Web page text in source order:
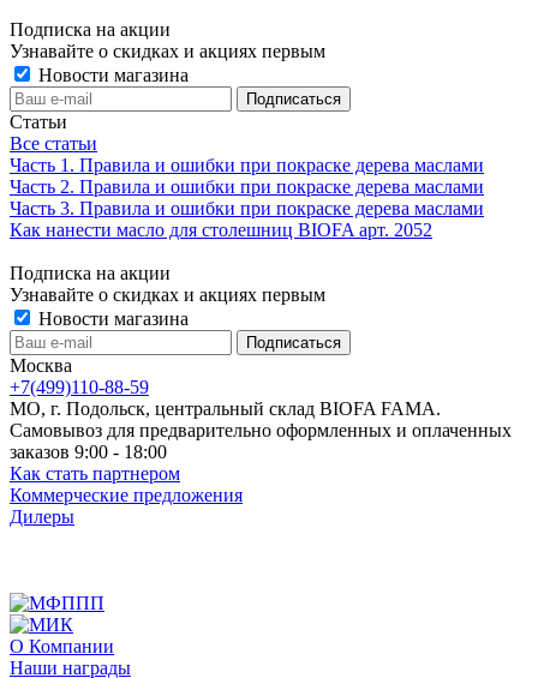
Подписка на акции
Узнавайте о скидках и акциях первым
Новости магазина
Статьи
Все статьи
Часть 1. Правила и ошибки при покраске дерева маслами
Часть 2. Правила и ошибки при покраске дерева маслами
Часть 3. Правила и ошибки при покраске дерева маслами
Как нанести масло для столешниц BIOFA арт. 2052
Подписка на акции
Узнавайте о скидках и акциях первым
Новости магазина
Москва
+7(499)110-88-59
МО, г. Подольск, центральный склад BIOFA FAMA.
Самовывоз для предварительно оформленных и оплаченных
заказов 9:00 - 18:00
Как стать партнером
Коммерческие предложения
Дилеры
О Компании
Наши награды